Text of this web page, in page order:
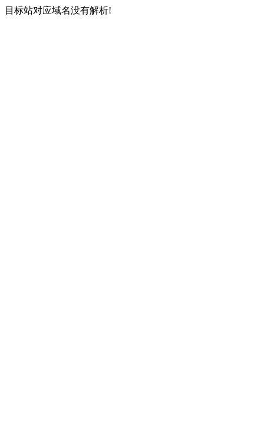
目标站对应域名没有解析!